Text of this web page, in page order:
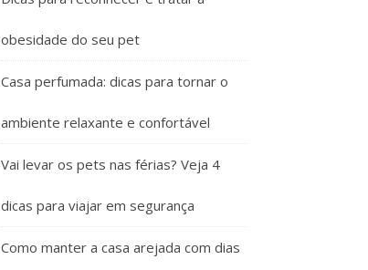
obesidade do seu pet
Casa perfumada: dicas para tornar o
ambiente relaxante e confortável
Vai levar os pets nas férias? Veja 4
dicas para viajar em segurança
Como manter a casa arejada com dias